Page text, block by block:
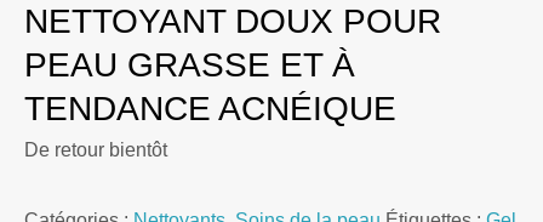
initial
était :
actuel
est :
188,00 DH.
NETTOYANT DOUX POUR
PEAU GRASSE ET À
TENDANCE ACNÉIQUE
De retour bientôt